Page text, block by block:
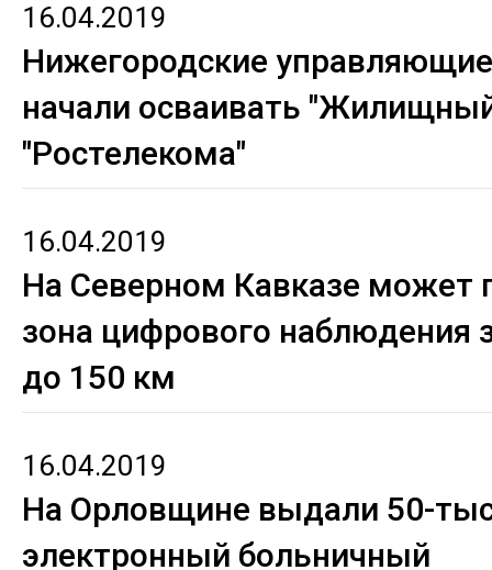
16.04.2019
Нижегородские
начали осваивать
"Ростелекома"
16.04.2019
На Северном Кавказе может
зона цифрового наблюдения
до 150 км
16.04.2019
На Орловщине выдали 50-
электронный больничный